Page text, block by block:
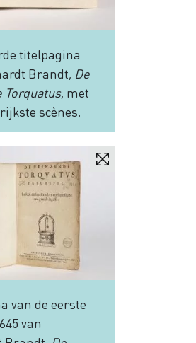
en rechtvaardigheid dat
titelpagina
Brandt, De
Torquatus, met
scènes.
van de eerste
van